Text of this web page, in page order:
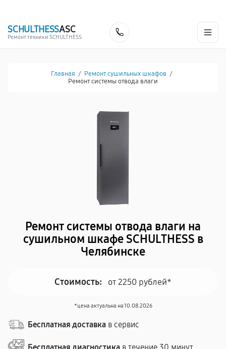
SCHULTHESSASC
Ремонт техники SCHULTHESS
Главная / Ремонт сушильных шкафов /
Ремонт системы отводa влаги
Ремонт системы отводa влаги на
сушильном шкафе SCHULTHESS в
Челябинске
Стоимость: от 2250 рублей*
*цена актуальна на 10.08.2026
Бесплатная доставка в сервис